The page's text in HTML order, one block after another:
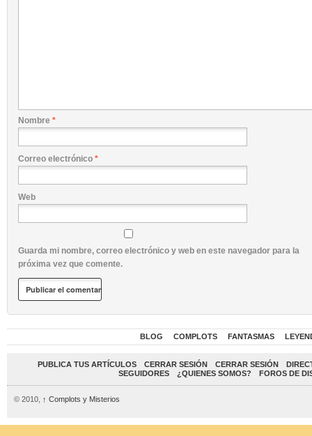
Nombre *
Correo electrónico *
Web
Guarda mi nombre, correo electrónico y web en este navegador para la
próxima vez que comente.
BLOG COMPLOTS FANTASMAS
PUBLICA TUS ARTÍCULOS CERRAR SESIÓN CERRAR SESIÓN
SEGUIDORES
¿QUIENES SOMOS? FOROS DE
© 2010, ↑ Complots y Misterios